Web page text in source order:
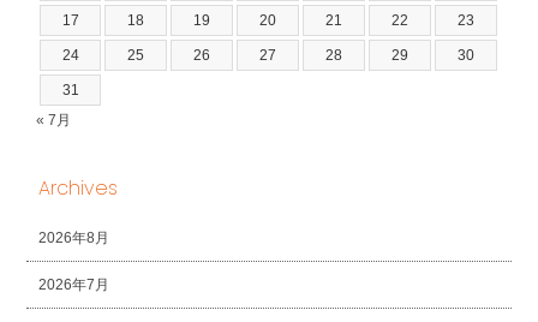
17 18 19 20 21 22 23
24 25 26 27 28 29 30
31
« 7月
Archives
2026年8月
2026年7月